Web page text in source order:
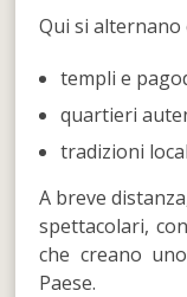
Qui si
templi e
quartieri
tradizioni
A breve
spettacolari,
che creano
Paese.